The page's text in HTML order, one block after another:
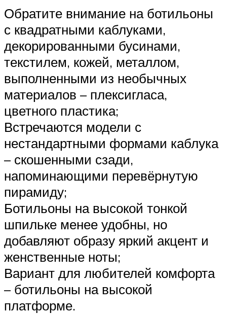
Обратите внимание на ботильоны
с квадратными каблуками,
декорированными бусинами,
текстилем, кожей, металлом,
выполненными из необычных
материалов – плексигласа,
цветного пластика;
Встречаются модели с
нестандартными формами каблука
– скошенными сзади,
напоминающими перевёрнутую
пирамиду;
Ботильоны на высокой тонкой
шпильке менее удобны, но
добавляют образу яркий акцент и
женственные ноты;
Вариант для любителей комфорта
– ботильоны на высокой
платформе.